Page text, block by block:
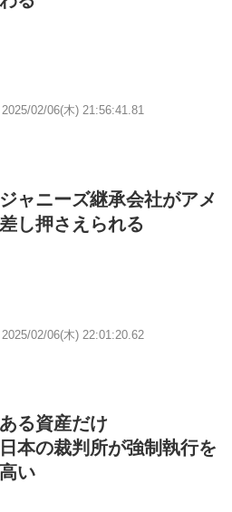
2025/02/06(木) 21:56:41.81
ャニーズ継承会社がアメ
し押さえられる
2025/02/06(木) 22:01:20.62
る資産だけ
本の裁判所が強制執行を
い